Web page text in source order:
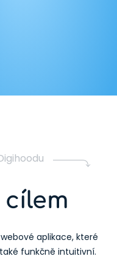
aplikace, které
funkčně intuitivní.